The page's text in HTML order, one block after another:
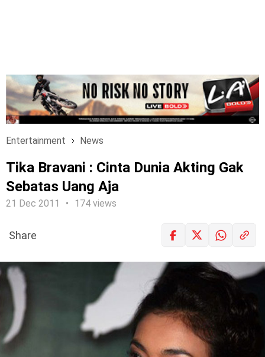
Entertainment News
Tika Bravani : Cinta Dunia Akting Gak
Sebatas Uang Aja
21 Dec 2011 174 views
LOGIN
Share